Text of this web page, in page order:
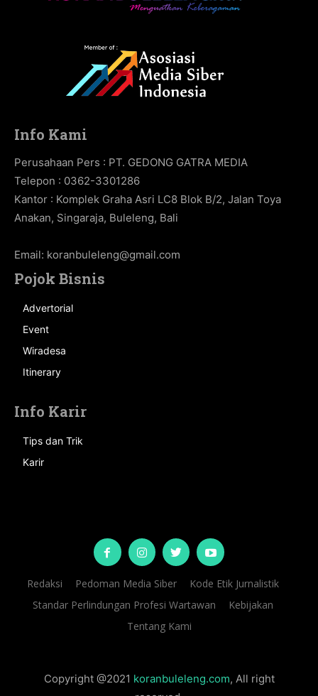
Info Kami
Perusahaan Pers : PT. GEDONG GATRA MEDIA
Telepon : 0362-3301286
Kantor : Komplek Graha Asri LC8 Blok B/2, Jalan Toya
Anakan, Singaraja, Buleleng, Bali
Email: koranbuleleng@gmail.com
Pojok Bisnis
Advertorial
Event
Wiradesa
Itinerary
Info Karir
Tips dan Trik
Karir
Redaksi Pedoman Media Siber
Kode Etik Jurnalistik
Standar Perlindungan Profesi Wartawan
Kebijakan
Tentang Kami
Copyright @2021 koranbuleleng.com, All right